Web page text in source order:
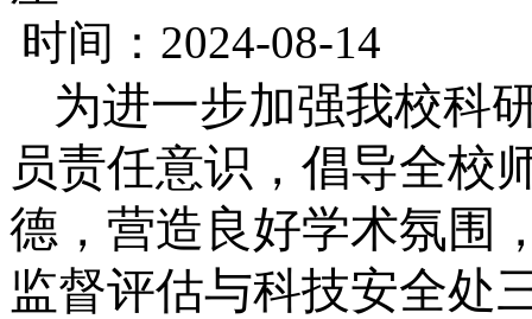
时间：2024-08-14
为进一步加强我校科
员责任意识，倡导全校
德，营造良好学术氛围
监督评估与科技安全处